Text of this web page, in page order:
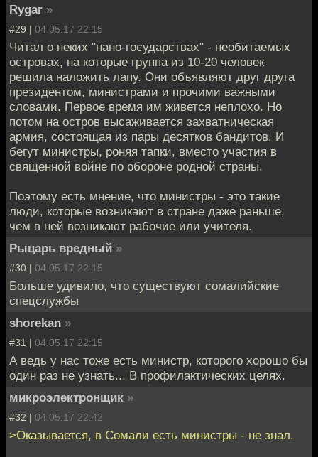
Rygar »
#29 | 04.05.17 22:15
Читал о неких "нано-государствах" - необитаемых
островах, на которые группа из 10-20 человек
решила наложить лапу. Они объявляют друг друга
президентом, министрами и прочими важными
словами. Первое время им живется неплохо. Но
потом на остров высаживается захватническая
армия, состоящая из пары десятков бандитов. И
бегут министры, роняя тапки, вместо участия в
священной войне по обороне родной страны.
Поэтому есть мнение, что министры - это такие
люди, которые возникают в стране даже раньше,
чем в ней возникают рабочие или учителя.
Рыцарь вредный »
#30 | 04.05.17 22:15
Больше удивило, что существуют сомалийские
спецслужбы
shorekan »
#31 | 04.05.17 22:15
А ведь у нас тоже есть министр, которого хорошо бы
один раз не узнать... В профилактических целях.
микроэлектронщик »
#32 | 04.05.17 22:42
>Оказывается, в Сомали есть министры - не знал.